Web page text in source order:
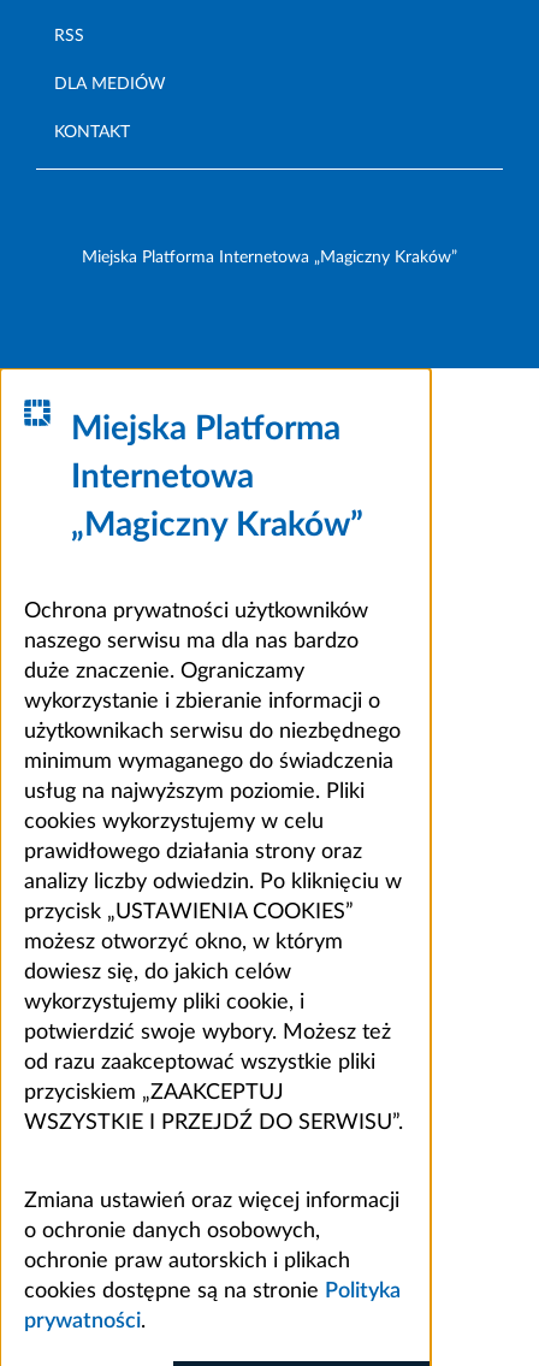
RSS
DLA MEDIÓW
KONTAKT
Miejska Platforma Internetowa „Magiczny Kraków”
Miejska Platforma
Internetowa
„Magiczny Kraków”
Ochrona prywatności użytkowników
naszego serwisu ma dla nas bardzo
duże znaczenie. Ograniczamy
wykorzystanie i zbieranie informacji o
użytkownikach serwisu do niezbędnego
minimum wymaganego do świadczenia
usług na najwyższym poziomie. Pliki
cookies wykorzystujemy w celu
prawidłowego działania strony oraz
analizy liczby odwiedzin. Po kliknięciu w
przycisk „USTAWIENIA COOKIES”
możesz otworzyć okno, w którym
dowiesz się, do jakich celów
wykorzystujemy pliki cookie, i
potwierdzić swoje wybory. Możesz też
od razu zaakceptować wszystkie pliki
przyciskiem „ZAAKCEPTUJ
WSZYSTKIE I PRZEJDŹ DO SERWISU”.
Zmiana ustawień oraz więcej informacji
o ochronie danych osobowych,
ochronie praw autorskich i plikach
cookies dostępne są na stronie Polityka
prywatności.